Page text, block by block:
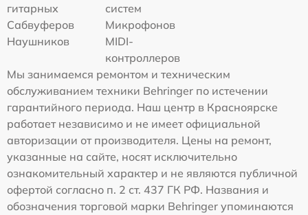
гитарных
систем
Сабвуферов
Микрофонов
Наушников
MIDI-
контроллеров
Мы занимаемся ремонтом и техническим
обслуживанием техники Behringer по истечении
гарантийного периода. Наш центр в Красноярске
работает независимо и не имеет официальной
авторизации от производителя. Цены на ремонт,
указанные на сайте, носят исключительно
ознакомительный характер и не являются публичной
офертой согласно п. 2 ст. 437 ГК РФ. Названия и
обозначения торговой марки Behringer упоминаются